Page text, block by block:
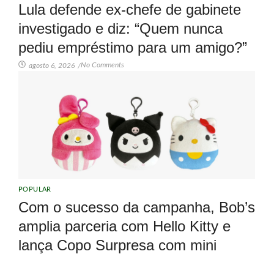
Lula defende ex-chefe de gabinete
investigado e diz: “Quem nunca
pediu empréstimo para um amigo?”
agosto 6, 2026 /No Comments
POPULAR
Com o sucesso da campanha, Bob’s
amplia parceria com Hello Kitty e
lança Copo Surpresa com mini